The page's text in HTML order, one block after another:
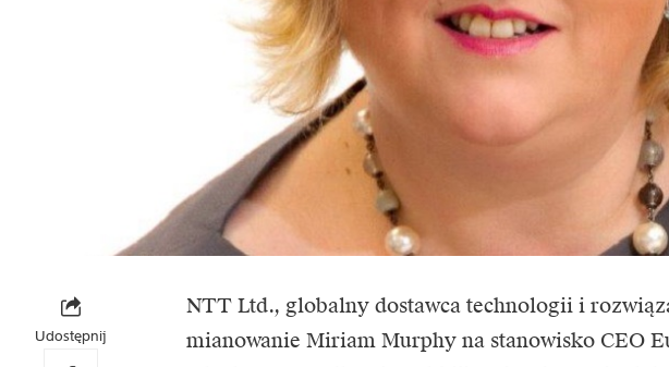
Udostępnij
NTT Ltd., globalny dostawca technologii i
mianowanie Miriam Murphy na stanowisko CEO